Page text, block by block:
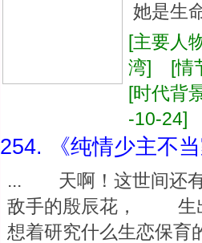
她是生
[主要人
湾] [情
[时代背
-10-
254. 《纯情少主不
... 天啊！这世间还
敌手的殷辰花， 生
想着研究什么生恋保